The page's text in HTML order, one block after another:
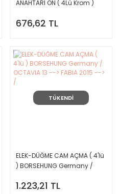
ANAHTARI ÖN ( 4Lü Krom )
2015 -->/
676,62 TL
TÜKENDİ
ELEK-DÜĞME CAM AÇMA ( 4'lü
) BORSEHUNG Germany /
> /
1.223,21 TL